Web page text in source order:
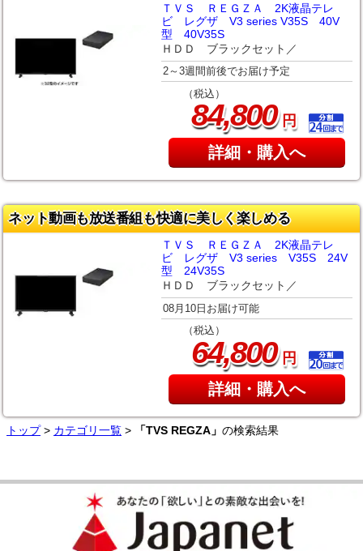
ＴＶＳ ＲＥＧＺＡ 2K液晶テレ
ビ レグザ V3 series V35S 40V
型 40V35S
ＨＤＤ ブラックセット／
2～3週間前後でお届け予定
（税込）
84,800円
詳細・購入へ
ネット動画も放送番組も快適に美しく楽しめる
ＴＶＳ ＲＥＧＺＡ 2K液晶テレ
ビ レグザ V3 series V35S 24V
型 24V35S
ＨＤＤ ブラックセット／
08月10日お届け可能
（税込）
64,800円
詳細・購入へ
トップ> カテゴリ一覧 > 「TVS REGZA」 の検索結果